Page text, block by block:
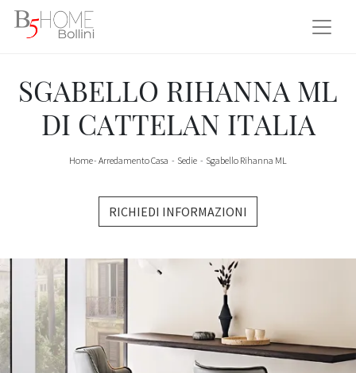
SGABELLO RIHANNA ML
DI CATTELAN ITALIA
Home- Arredamento Casa - Sedie - Sgabello Rihanna ML
RICHIEDI INFORMAZIONI